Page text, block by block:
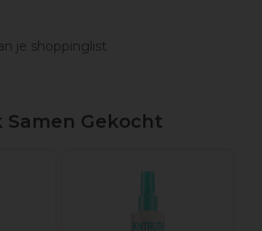
je shoppinglist
Samen Gekocht